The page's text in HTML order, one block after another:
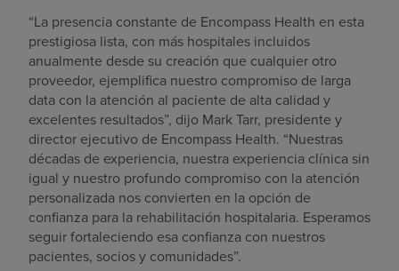
“La presencia constante de Encompass Health en esta
prestigiosa lista, con más hospitales incluidos
anualmente desde su creación que cualquier otro
proveedor, ejemplifica nuestro compromiso de larga
data con la atención al paciente de alta calidad y
excelentes resultados”, dijo Mark Tarr, presidente y
director ejecutivo de Encompass Health. “Nuestras
décadas de experiencia, nuestra experiencia clínica sin
igual y nuestro profundo compromiso con la atención
personalizada nos convierten en la opción de
confianza para la rehabilitación hospitalaria. Esperamos
seguir fortaleciendo esa confianza con nuestros
pacientes, socios y comunidades”.